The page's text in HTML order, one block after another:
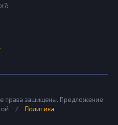
права защищены. Предложение
/
Политика